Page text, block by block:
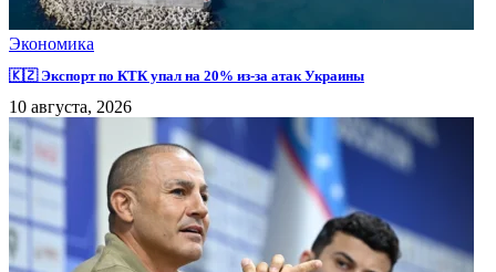
Экономика
🇰🇿 Экспорт по КТК упал на 20% из-за атак Украины
10 августа, 2026